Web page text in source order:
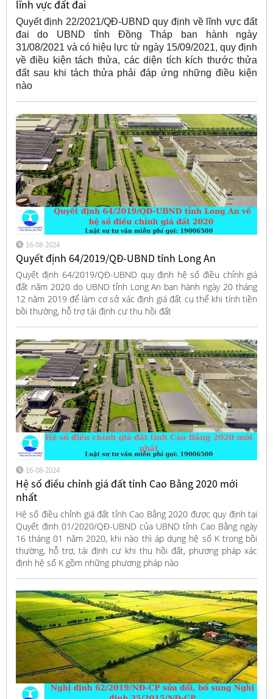
lĩnh vực đất đai
Quyết định 22/2021/QĐ-UBND quy định về lĩnh vực đất
đai do UBND tỉnh Đồng Tháp ban hành ngày
31/08/2021 và có hiệu lực từ ngày 15/09/2021, quy định
về điều kiện tách thửa, các diện tích kích thước thửa
đất sau khi tách thửa phải đáp ứng những điều kiện
nào
16-08-2024
Quyết định 64/2019/QĐ-UBND tỉnh Long An
Quyết định 64/2019/QĐ-UBND quy định hệ số điều chỉnh giá
đất năm 2020 do UBND tỉnh Long An ban hành ngày 20 tháng
12 năm 2019 để làm cơ sở xác định giá đất cụ thể khi tính tiền
bồi thường, hỗ trợ tái định cư thu hồi đất
16-08-2024
Hệ số điều chỉnh giá đất tỉnh Cao Bằng 2020 mới
nhất
Hệ số điều chỉnh giá đất tỉnh Cao Bằng 2020 được quy định tại
Quyết định 01/2020/QĐ-UBND của UBND tỉnh Cao Bằng ngày
16 tháng 01 năm 2020, khi nào thì áp dụng hệ số K trong bồi
thường, hỗ trợ, tái định cư khi thu hồi đất, phương pháp xác
định hệ số K gồm những phương pháp nào